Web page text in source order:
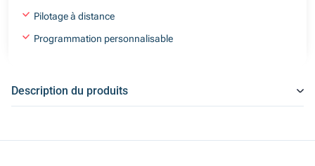
Pilotage à distance
Programmation personnalisable
Description du produits